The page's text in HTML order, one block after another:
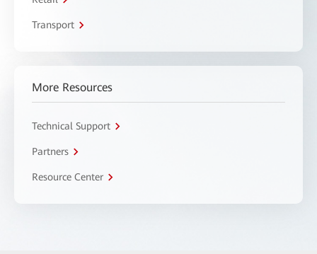
Transport
More Resources
Technical Support
Partners
Resource Center